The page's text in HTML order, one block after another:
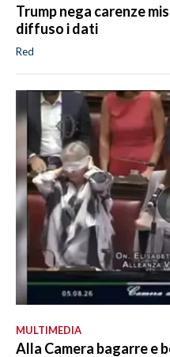
Trump nega carenze
diffuso i dati
Red
MULTIMEDIA
Alla Camera bagarre e